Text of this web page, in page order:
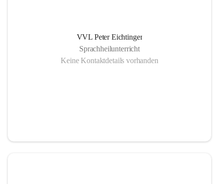
VVL Peter Eichtinger
Sprachheilunterricht
Keine Kontaktdetails vorhanden